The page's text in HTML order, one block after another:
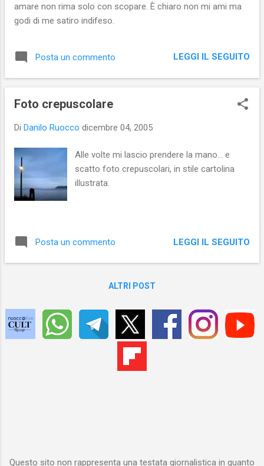
amare non rima solo con scopare. È chiaro non mi ami ma
godi di me satiro indifeso.
Posta un commento LEGGI IL SEGUITO
Foto crepuscolare
Di Danilo Ruocco dicembre 04, 2005
Alle volte mi lascio prendere la mano... e
scatto foto crepuscolari, in stile cartolina
illustrata.
Posta un commento LEGGI IL SEGUITO
ALTRI POST
Questo sito non rappresenta una testata giornalistica in quanto